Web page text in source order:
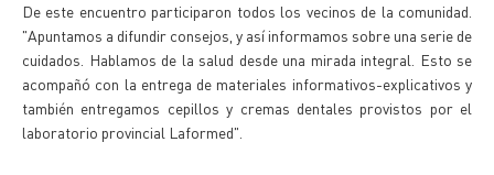
De este encuentro participaron todos los vecinos de la comunidad.
"Apuntamos a difundir consejos, y así informamos sobre una serie de
cuidados. Hablamos de la salud desde una mirada integral. Esto se
acompañó con la entrega de materiales informativos-explicativos y
también entregamos cepillos y cremas dentales provistos por el
laboratorio provincial Laformed".